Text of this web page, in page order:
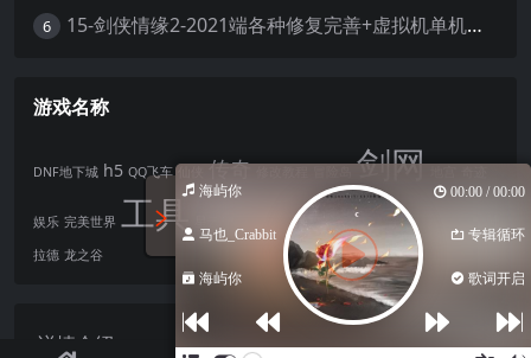
6 15-剑侠情缘2-2021端各种修复完善+虚拟机单机端+外网服务端整理+文本教程+视频教程
游戏名称
DNF地下城 h5 QQ飞车 传奇 剑网
娱乐 完美世界 工具 神魔大陆 笑傲江湖 绝对女神 诛仙
拉德 龙之谷
详情介绍
海屿你 00:00 / 00:00
马也_Crabbit 专辑循环
海屿你 歌词开启